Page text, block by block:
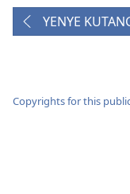
YENYE
Copyrights for this